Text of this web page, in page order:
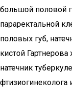
большой половой
параректальной
половых губ,
кистой
натечник
фтизиогинеколога